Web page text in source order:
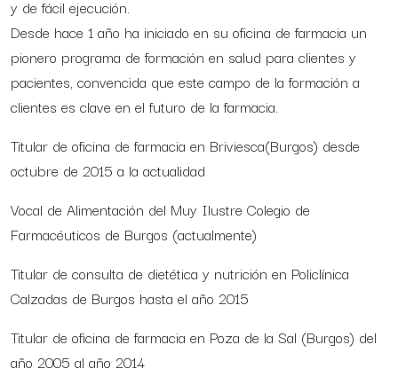
y de fácil ejecución.
Desde hace 1 año ha iniciado en su oficina de farmacia un
pionero programa de formación en salud para clientes y
pacientes, convencida que este campo de la formación a
clientes es clave en el futuro de la farmacia.
Titular de oficina de farmacia en Briviesca(Burgos) desde
octubre de 2015 a la actualidad
Vocal de Alimentación del Muy Ilustre Colegio de
Farmacéuticos de Burgos (actualmente)
Titular de consulta de dietética y nutrición en Policlínica
Calzadas de Burgos hasta el año 2015
Titular de oficina de farmacia en Poza de la Sal (Burgos) del
año 2005 al año 2014